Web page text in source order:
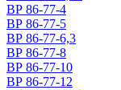
ВР 86-77-4
ВР 86-77-5
ВР 86-77-6,3
ВР 86-77-8
ВР 86-77-10
ВР 86-77-12